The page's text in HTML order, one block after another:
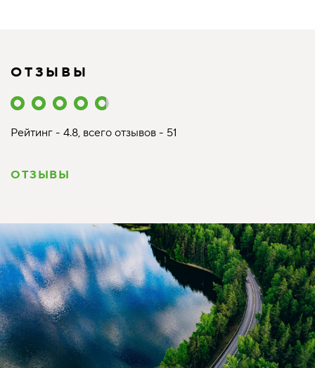
ОТЗЫВЫ
Рейтинг - 4.8, всего отзывов - 51
ОТЗЫВЫ